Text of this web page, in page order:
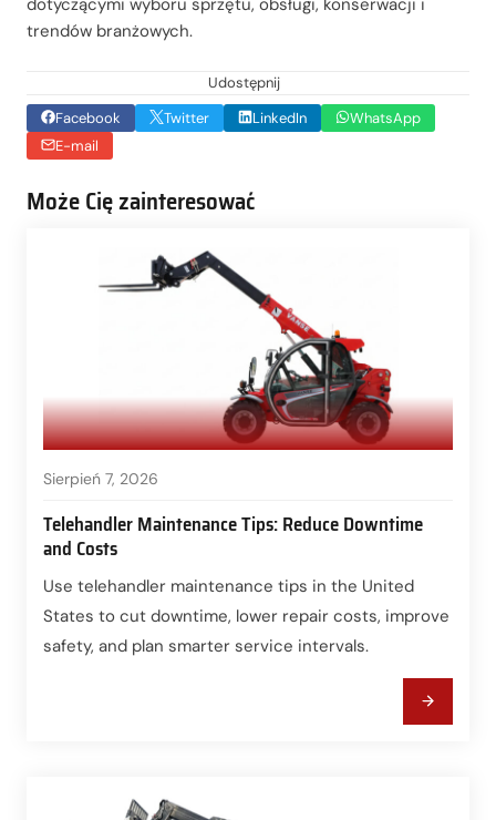
trendów branżowych.
Udostępnij
Facebook
Twitter LinkedIn
WhatsApp
E-mail
Może Cię zainteresować
Sierpień 7, 2026
Telehandler Maintenance Tips: Reduce Downtime
and Costs
Use telehandler maintenance tips in the United
States to cut downtime, lower repair costs, improve
safety, and plan smarter service intervals.